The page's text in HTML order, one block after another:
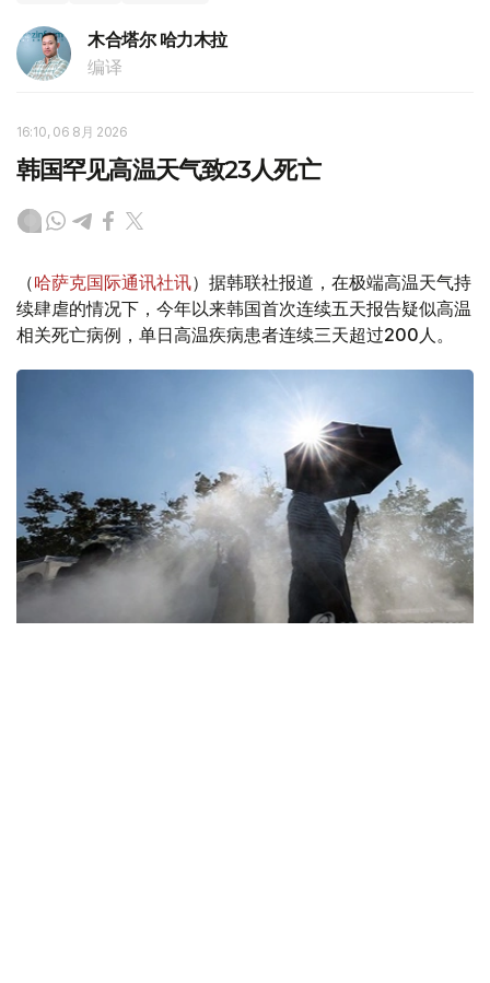
木合塔尔 哈力木拉
编译
16:10, 06 8月 2026
韩国罕见高温天气致23人死亡
（哈萨克国际通讯社讯）据韩联社报道，在极端高温天气持
续肆虐的情况下，今年以来韩国首次连续五天报告疑似高温
相关死亡病例，单日高温疾病患者连续三天超过200人。